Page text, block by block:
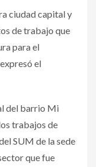
ciudad capital y
de trabajo que
para el
el
del barrio Mi
trabajos de
SUM de la sede
que fue